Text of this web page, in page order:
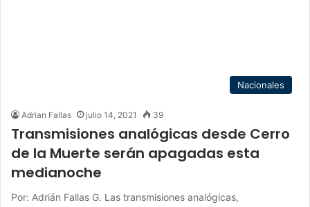
Nacionales
Adrian Fallas julio 14, 2021 39
Transmisiones analógicas desde Cerro
de la Muerte serán apagadas esta
medianoche
Por: Adrián Fallas G. Las transmisiones analógicas,